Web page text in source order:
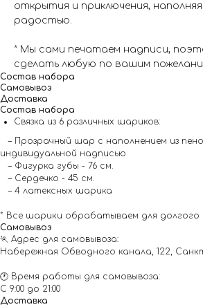
открытия и приключения, наполняя
радостью.
* Мы сами печатаем надписи,
сделать любую по вашим
Состав набора
Самовывоз
Доставка
Состав набора
Связка из 6 различных шариков:
– Прозрачный шар с наполнением из
индивидуальной надписью
– Фигурка губы - 76 см.
– Сердечко - 45 см.
– 4 латексных шарика
* Все шарики обрабатываем для долгого
Самовывоз
🏃 Адрес для самовывоза:
Набережная Обводного канала, 122,
🕐 Время работы для самовывоза:
С 9:00 до 21:00
Доставка